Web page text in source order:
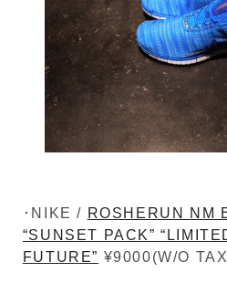
･NIKE / ROSHERUN NM
“SUNSET PACK”
FUTURE” ¥9000(W/O